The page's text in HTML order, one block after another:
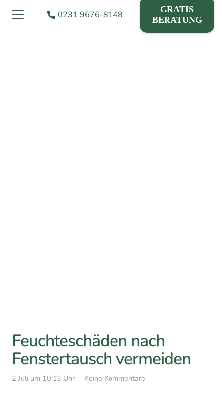
0231 9676-8148
GRATIS
BERATUNG
Feuchteschäden nach
Fenstertausch vermeiden
2 Juli um 10:13 Uhr Keine Kommentare